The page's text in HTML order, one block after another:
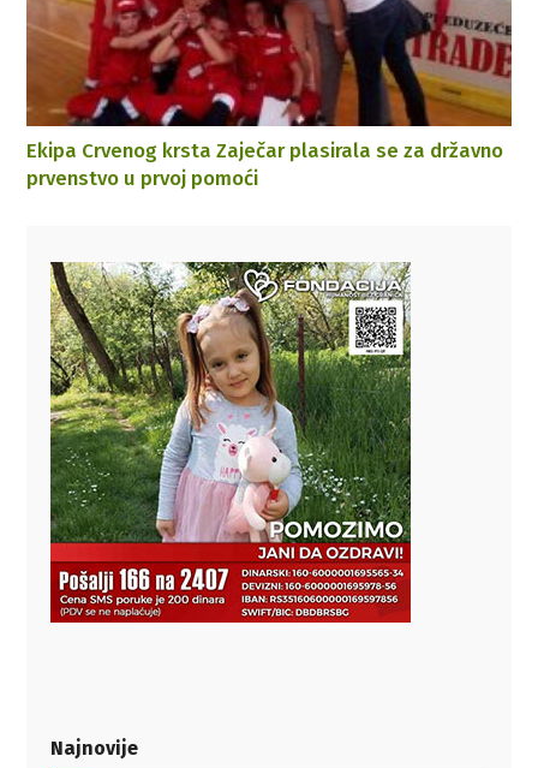
Ekipa Crvenog krsta Zaječar plasirala se za državno
prvenstvo u prvoj pomoći
Najnovije